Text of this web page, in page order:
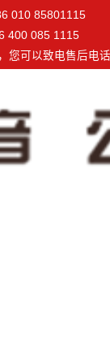
010 85801115
400 085 1115
可以致电售后电